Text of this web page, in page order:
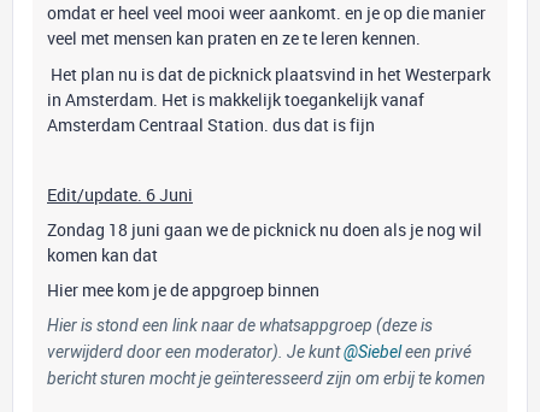
omdat er heel veel mooi weer aankomt. en je op die manier
veel met mensen kan praten en ze te leren kennen.
Het plan nu is dat de picknick plaatsvind in het Westerpark
in Amsterdam. Het is makkelijk toegankelijk vanaf
Amsterdam Centraal Station. dus dat is fijn
Edit/update. 6 Juni
Zondag 18 juni gaan we de picknick nu doen als je nog wil
komen kan dat
Hier mee kom je de appgroep binnen
Hier is stond een link naar de whatsappgroep (deze is
verwijderd door een moderator). Je kunt@Siebeleen privé
bericht sturen mocht je geïnteresseerd zijn om erbij te komen